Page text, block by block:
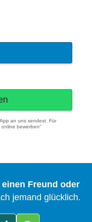
an uns sendest. Für
bewerben"
Freund oder
jemand glücklich.